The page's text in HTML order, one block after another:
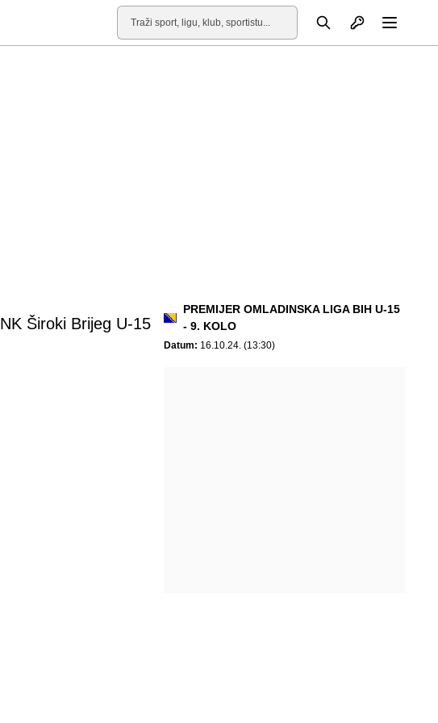
Pretraga Otvori profil
NK Široki Brijeg U-15
PREMIJER OMLADINSKA LIGA BIH U-15
- 9. KOLO
Datum: 16.10.24. (13:30)